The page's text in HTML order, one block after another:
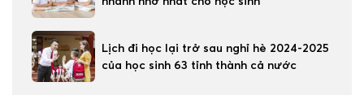
Lịch đi học lại trở sau nghỉ hè 2024-2025
của học sinh 63 tỉnh thành cả nước